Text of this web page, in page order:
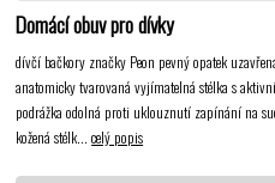
Domácí obuv pro dívky
dívčí bačkory značky Peon pevný opatek
anatomicky tvarovaná vyjímatelná stélka s
podrážka odolná proti uklouznutí zapínání na
kožená stélk...celý popis